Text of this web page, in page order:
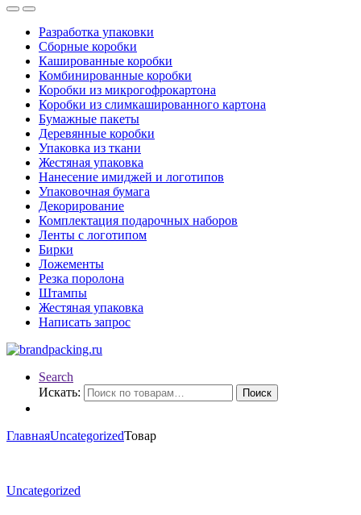
Разработка упаковки
Сборные коробки
Кашированные коробки
Комбинированные коробки
Коробки из микрогофрокартона
Коробки из слимкашированного картона
Бумажные пакеты
Деревянные коробки
Упаковка из ткани
Жестяная упаковка
Нанесение имиджей и логотипов
Упаковочная бумага
Декорирование
Комплектация подарочных наборов
Ленты с логотипом
Бирки
Ложементы
Резка поролона
Штампы
Жестяная упаковка
Написать запрос
Search
Искать:
Поиск
ГлавнаяUncategorizedТовар
Uncategorized